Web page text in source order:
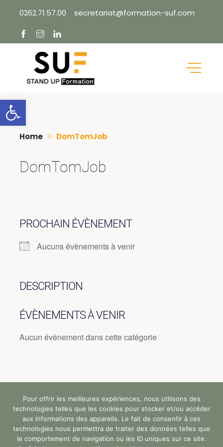
Ouvrir la barre d’outils
content
0262.71.57.00 secretariat@formation-suf.com
Home DomTomJob
DomTomJob
PROCHAIN ÉVÈNEMENT
Aucuns évènements à venir
DESCRIPTION
ÉVÈNEMENTS À VENIR
Aucun évènement dans cette catégorie
Tous droits réservés (c) StandUp Formation (y)
2024 |
Pour offrir les meilleures expériences, nous utilisons des
technologies telles que les cookies pour stocker et/ou accéder
aux informations des appareils. Le fait de consentir à ces
technologies nous permettra de traiter des données telles que
le comportement de navigation ou les ID uniques sur ce site.